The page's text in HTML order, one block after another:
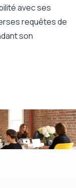
avec ses
requêtes de
son